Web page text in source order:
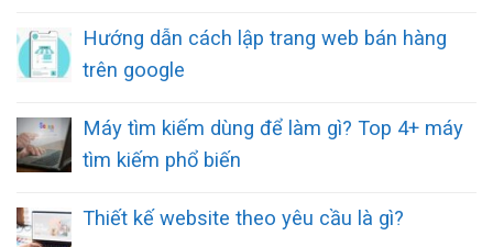
Hướng dẫn cách lập trang web bán hàng
trên google
Máy tìm kiếm dùng để làm gì? Top 4+ máy
tìm kiếm phổ biến
Thiết kế website theo yêu cầu là gì?